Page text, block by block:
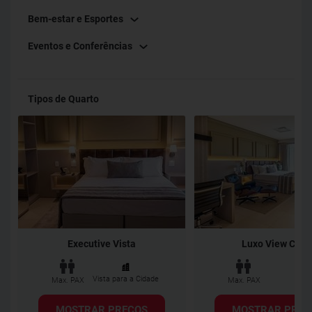
Bem-estar e Esportes
Eventos e Conferências
Tipos de Quarto
Executive Vista
Max. PAX Vista para a Cidade
Luxo View
Max. PAX